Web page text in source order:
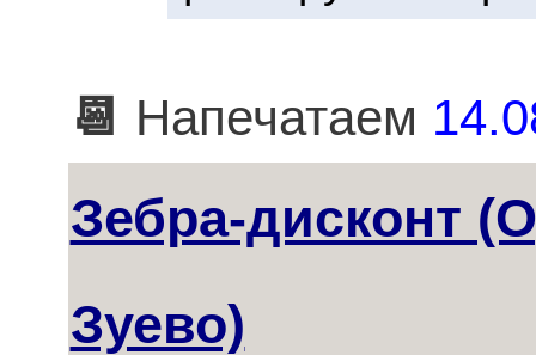
📆 Напечатаем
Зебра-дисконт
Зуево)